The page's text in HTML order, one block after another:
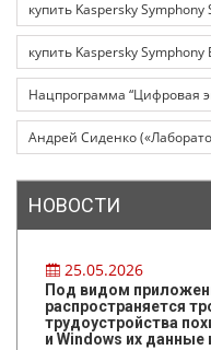
купить Kaspersky Symphony
купить Kaspersky Symphony
Нацпрограмма “Цифровая
Андрей Сиденко
НОВОСТИ
25.05.2026
Под видом
распространяется
трудоустройства
и Windows их